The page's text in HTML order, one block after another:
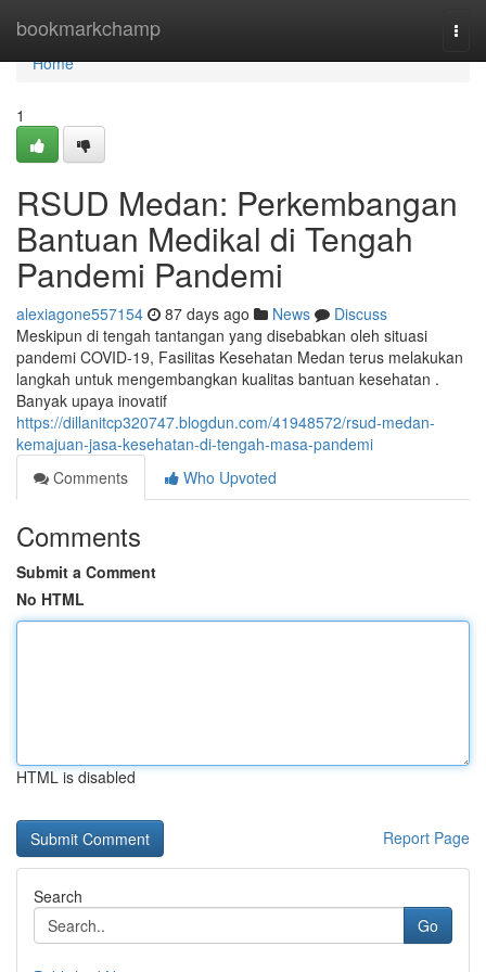
bookmarkchamp
Home
Home
1
RSUD Medan: Perkembangan
Bantuan Medikal di Tengah
Pandemi Pandemi
alexiagone557154 87 days ago News
Discuss
Meskipun di tengah tantangan yang disebabkan oleh situasi
pandemi COVID-19, Fasilitas Kesehatan Medan terus melakukan
langkah untuk mengembangkan kualitas bantuan kesehatan .
Banyak upaya inovatif
https://dillanitcp320747.blogdun.com/41948572/rsud-medan-
kemajuan-jasa-kesehatan-di-tengah-masa-pandemi
Comments
Who Upvoted
Comments
Submit a Comment
No HTML
HTML is disabled
Report Page
Search
Go